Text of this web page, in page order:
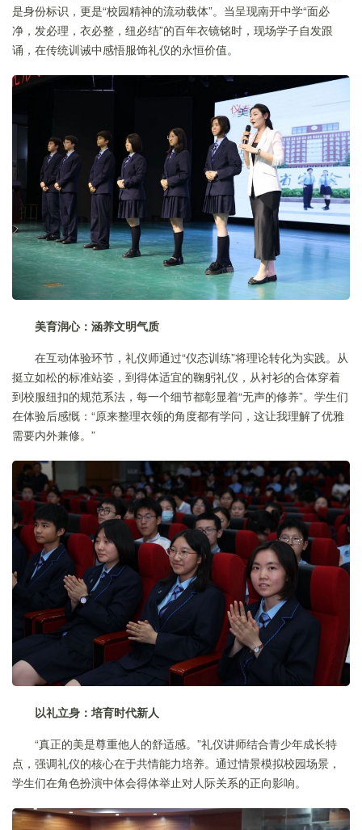
是身份标识，更是“校园精神的流动载体”。当呈现南开中学“面必
净，发必理，衣必整，纽必结”的百年衣镜铭时，现场学子自发跟
诵，在传统训诫中感悟服饰礼仪的永恒价值。
美育润心：涵养文明气质
在互动体验环节，礼仪师通过“仪态训练”将理论转化为实践。从
挺立如松的标准站姿，到得体适宜的鞠躬礼仪，从衬衫的合体穿着
到校服纽扣的规范系法，每一个细节都彰显着“无声的修养”。学生们
在体验后感慨：“原来整理衣领的角度都有学问，这让我理解了优雅
需要内外兼修。”
以礼立身：培育时代新人
“真正的美是尊重他人的舒适感。”礼仪讲师结合青少年成长特
点，强调礼仪的核心在于共情能力培养。通过情景模拟校园场景，
学生们在角色扮演中体会得体举止对人际关系的正向影响。